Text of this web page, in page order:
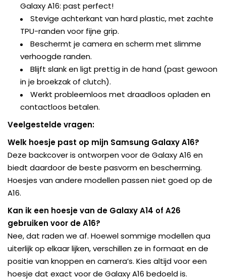
Galaxy A16: past perfect!
Stevige achterkant van hard plastic, met zachte
TPU-randen voor fijne grip.
Beschermt je camera en scherm met slimme
verhoogde randen.
Blijft slank en ligt prettig in de hand (past gewoon
in je broekzak of clutch).
Werkt probleemloos met draadloos opladen en
contactloos betalen.
Veelgestelde vragen:
Welk hoesje past op mijn Samsung Galaxy A16?
Deze backcover is ontworpen voor de Galaxy A16 en
biedt daardoor de beste pasvorm en bescherming.
Hoesjes van andere modellen passen niet goed op de
A16.
Kan ik een hoesje van de Galaxy A14 of A26
gebruiken voor de A16?
Nee, dat raden we af. Hoewel sommige modellen qua
uiterlijk op elkaar lijken, verschillen ze in formaat en de
positie van knoppen en camera’s. Kies altijd voor een
hoesje dat exact voor de Galaxy A16 bedoeld is.